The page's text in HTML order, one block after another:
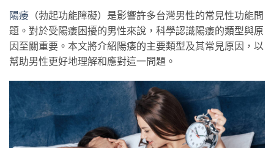
陽痿 （勃起功能障礙）是影響許多台灣男性的常見性功能問
題。對於受陽痿困擾的男性來說，科學認識陽痿的類型與原
因至關重要。本文將介紹陽痿的主要類型及其常見原因，以
幫助男性更好地理解和應對這一問題。